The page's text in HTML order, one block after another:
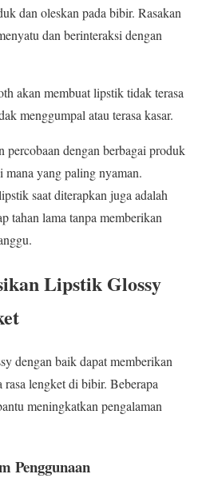
dan oleskan pada bibir. Rasakan
dan berinteraksi dengan
akan membuat lipstik tidak terasa
menggumpal atau terasa kasar.
dengan berbagai produk
mana yang paling nyaman.
saat diterapkan juga adalah
tahan lama tanpa memberikan
Lipstik Glossy
dengan baik dapat memberikan
lengket di bibir. Beberapa
meningkatkan pengalaman
Penggunaan